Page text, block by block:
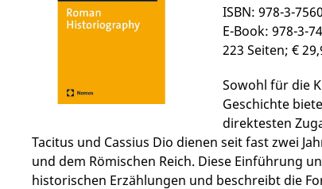
ISBN: 978-3-
E-Book: 978-3-
223 Seiten; €
Sowohl für die
Geschichte
direktesten
Tacitus und Cassius Dio dienen seit fast zwei
und dem Römischen Reich. Diese Einführung
historischen Erzählungen und beschreibt die